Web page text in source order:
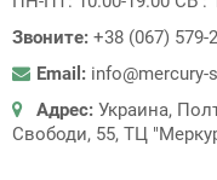
Звоните: +38 (067) 579-
Email: info@mercury-
Адрес: Украина,
Свободи, 55, ТЦ